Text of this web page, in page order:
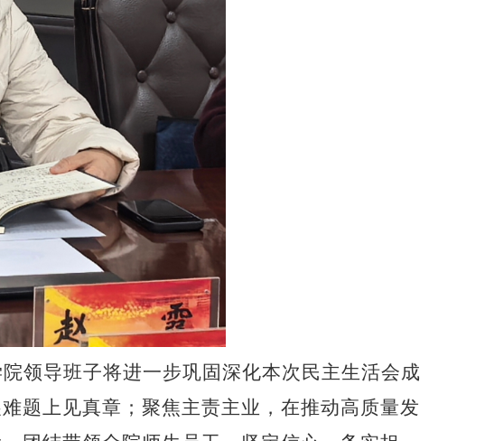
领导班子将进一步巩固深化本次民主生活会成
题上见真章 ； 聚焦主责主业，在推动高质量发